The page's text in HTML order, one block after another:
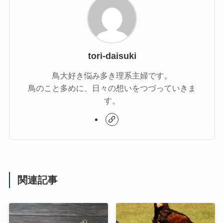
tori-daisuki
鳥大好き悩み多き理系主婦です。
鳥のこと多めに、日々の想いをつづっていきま
す。
関連記事